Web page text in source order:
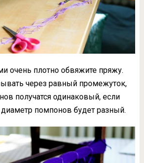
очень плотно обвяжите пряжу.
через равный промежуток,
получатся одинаковый, если
диаметр помпонов будет разный.